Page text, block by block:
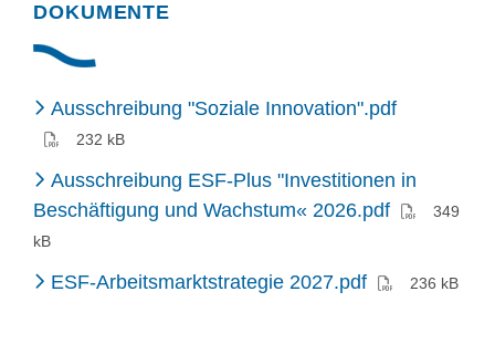
DOKUMENTE
Ausschreibung "Soziale Innovation".pdf(PDF)
232 kB
Ausschreibung ESF-Plus "Investitionen in
Beschäftigung und Wachstum« 2026.pdf(PDF)349
kB
ESF-Arbeitsmarktstrategie 2027.pdf(PDF)236 kB